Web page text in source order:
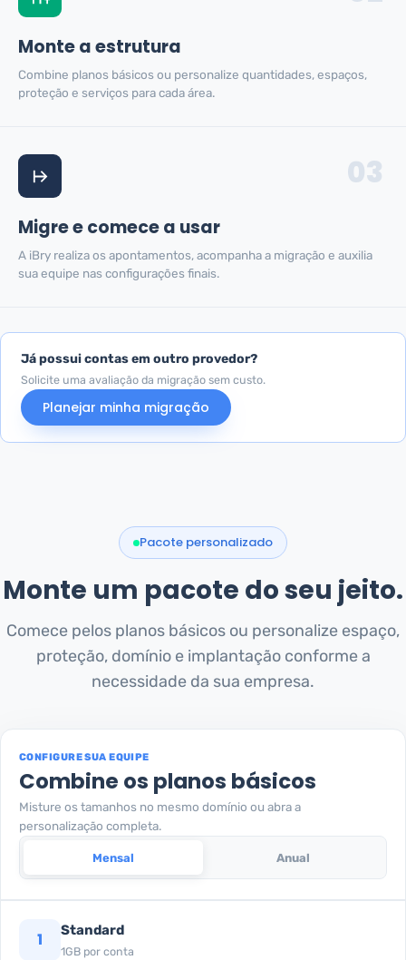
Monte a estrutura
Combine planos básicos ou personalize quantidades, espaços,
proteção e serviços para cada área.
03
Migre e comece a usar
A iBry realiza os apontamentos, acompanha a migração e auxilia
sua equipe nas configurações finais.
Já possui contas em outro provedor?
Solicite uma avaliação da migração sem custo.
Planejar minha migração
Pacote personalizado
Monte um pacote do seu jeito.
Comece pelos planos básicos ou personalize espaço,
proteção, domínio e implantação conforme a
necessidade da sua empresa.
CONFIGURE SUA EQUIPE
Combine os planos básicos
Misture os tamanhos no mesmo domínio ou abra a
personalização completa.
Mensal Anual
1 Standard
1GB por conta